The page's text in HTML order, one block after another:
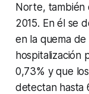
Norte, también
2015. En él se
en la quema
hospitalización
0,73% y que
detectan hasta